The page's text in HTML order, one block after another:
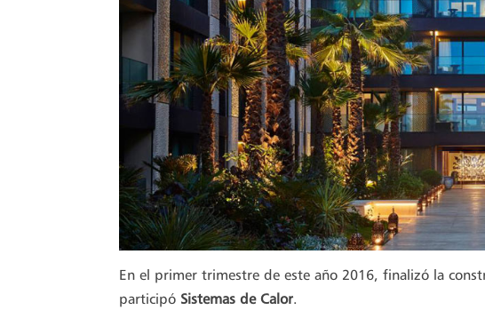
En el primer trimestre de este año 2016, finalizó la
participó Sistemas de Calor.